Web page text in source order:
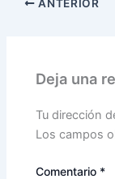
ANTERIOR
Deja una
Tu dirección
Los campos
Comentario *